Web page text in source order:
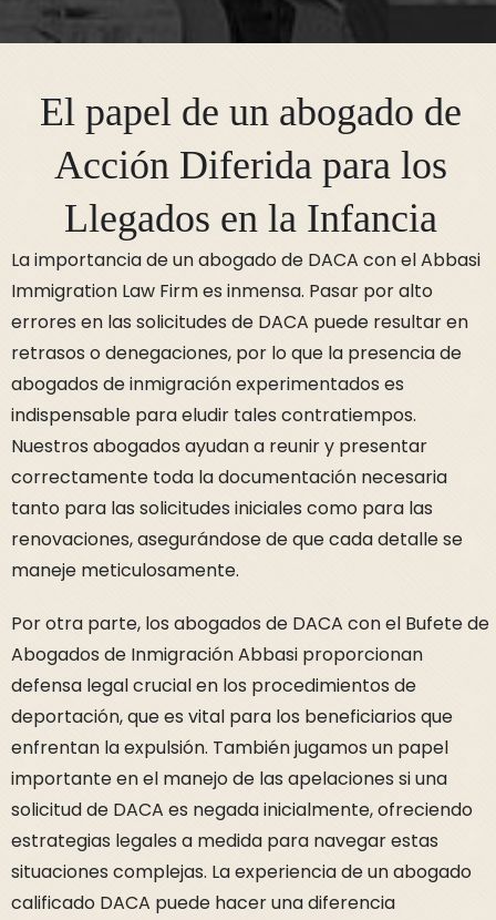
El papel de un abogado de
Acción Diferida para los
Llegados en la Infancia
La importancia de un abogado de DACA con el Abbasi
Immigration Law Firm es inmensa. Pasar por alto
errores en las solicitudes de DACA puede resultar en
retrasos o denegaciones, por lo que la presencia de
abogados de inmigración experimentados es
indispensable para eludir tales contratiempos.
Nuestros abogados ayudan a reunir y presentar
correctamente toda la documentación necesaria
tanto para las solicitudes iniciales como para las
renovaciones, asegurándose de que cada detalle se
maneje meticulosamente.
Por otra parte, los abogados de DACA con el Bufete de
Abogados de Inmigración Abbasi proporcionan
defensa legal crucial en los procedimientos de
deportación, que es vital para los beneficiarios que
enfrentan la expulsión. También jugamos un papel
importante en el manejo de las apelaciones si una
solicitud de DACA es negada inicialmente, ofreciendo
estrategias legales a medida para navegar estas
situaciones complejas. La experiencia de un abogado
calificado DACA puede hacer una diferencia